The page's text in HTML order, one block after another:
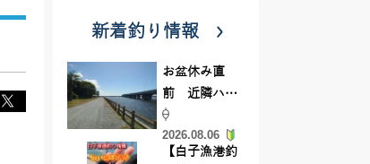
新着釣り情報
お盆休み直
前 近隣ハゼ
釣り場調査し
てきました
2026.08.06
【白子漁港釣